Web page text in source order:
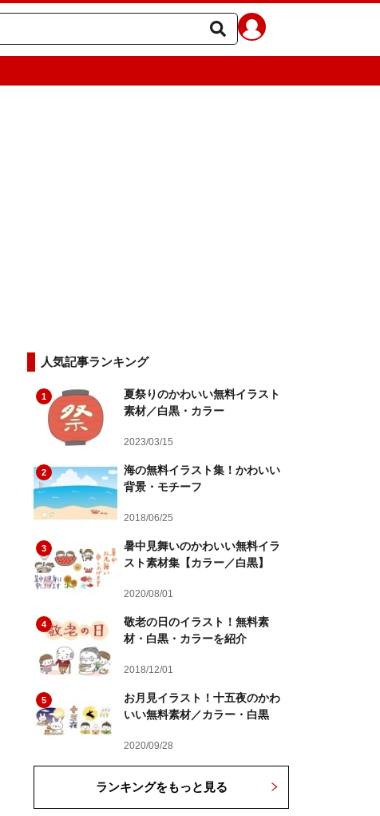
人気記事ランキング
1
夏祭りのかわいい無料イラスト
素材／白黒・カラー
2023/03/15
2
海の無料イラスト集！かわいい
背景・モチーフ
2018/06/25
3
暑中見舞いのかわいい無料イラ
スト素材集【カラー／白黒】
2020/08/01
4
敬老の日のイラスト！無料素
材・白黒・カラーを紹介
2018/12/01
5
お月見イラスト！十五夜のかわ
いい無料素材／カラー・白黒
2020/09/28
ランキングをもっと見る